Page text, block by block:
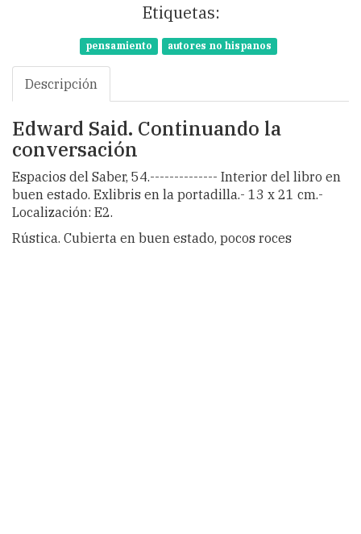
Etiquetas:
pensamiento autores no hispanos
Descripción
Edward Said. Continuando la
conversación
Espacios del Saber, 54.-------------- Interior del libro en
buen estado. Exlibris en la portadilla.- 13 x 21 cm.-
Localización: E2.
Rústica. Cubierta en buen estado, pocos roces